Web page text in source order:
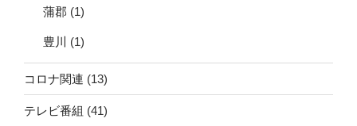
蒲郡 (1)
豊川 (1)
コロナ関連 (13)
テレビ番組 (41)